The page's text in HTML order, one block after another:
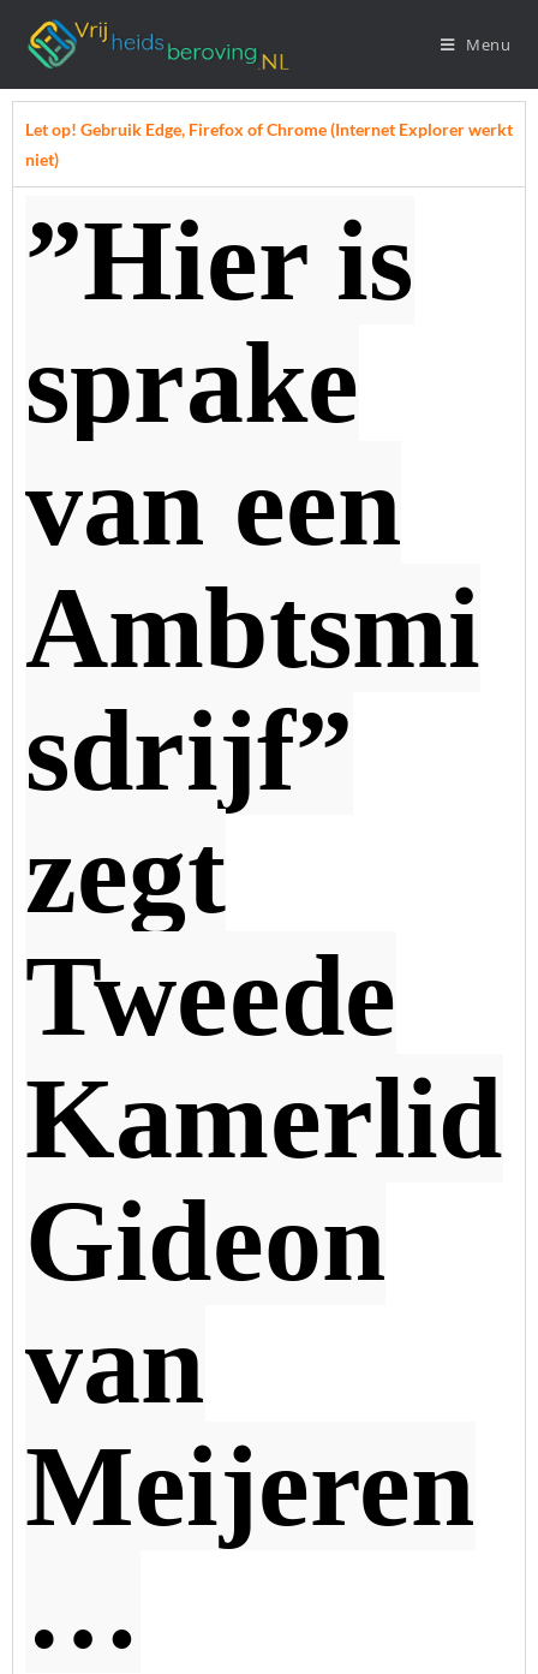
Menu
Let op! Gebruik Edge, Firefox of Chrome (Internet Explorer werkt
niet)
”Hier is
sprake
van een
Ambtsmi
sdrijf”
zegt
Tweede
Kamerlid
Gideon
van
Meijeren
…